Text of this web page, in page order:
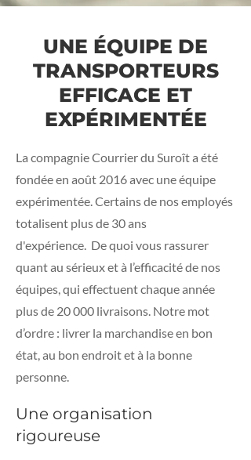
UNE ÉQUIPE DE
TRANSPORTEURS
EFFICACE ET
EXPÉRIMENTÉE
La compagnie Courrier du Suroît a été
fondée en août 2016 avec une équipe
expérimentée. Certains de nos employés
totalisent plus de 30 ans
d'expérience. De quoi vous rassurer
quant au sérieux et à l’efficacité de nos
équipes, qui effectuent chaque année
plus de 20 000 livraisons. Notre mot
d’ordre : livrer la marchandise en bon
état, au bon endroit et à la bonne
personne.
Une organisation
rigoureuse